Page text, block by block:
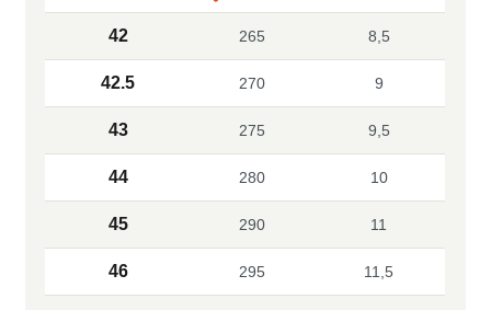
42 265 8,5
42.5 270 9
43 275 9,5
44 280 10
45 290 11
46 295 11,5